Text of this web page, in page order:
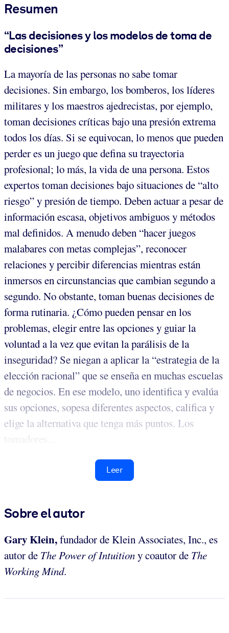
Resumen
“Las decisiones y los modelos de toma de
decisiones”
La mayoría de las personas no sabe tomar
decisiones. Sin embargo, los bomberos, los líderes
militares y los maestros ajedrecistas, por ejemplo,
toman decisiones críticas bajo una presión extrema
todos los días. Si se equivocan, lo menos que pueden
perder es un juego que defina su trayectoria
profesional; lo más, la vida de una persona. Estos
expertos toman decisiones bajo situaciones de “alto
riesgo” y presión de tiempo. Deben actuar a pesar de
información escasa, objetivos ambiguos y métodos
mal definidos. A menudo deben “hacer juegos
malabares con metas complejas”, reconocer
relaciones y percibir diferencias mientras están
inmersos en circunstancias que cambian segundo a
segundo. No obstante, toman buenas decisiones de
forma rutinaria. ¿Cómo pueden pensar en los
problemas, elegir entre las opciones y guiar la
voluntad a la vez que evitan la parálisis de la
inseguridad? Se niegan a aplicar la “estrategia de la
elección racional” que se enseña en muchas escuelas
de negocios. En ese modelo, uno identifica y evalúa
sus opciones, sopesa diferentes aspectos, califica y
elige la alternativa que tenga más puntos. Los
tomadores...
Leer
Sobre el autor
Gary Klein,fundador de Klein Associates, Inc., es
autor de The Power of Intuitiony coautor de The
Working Mind.